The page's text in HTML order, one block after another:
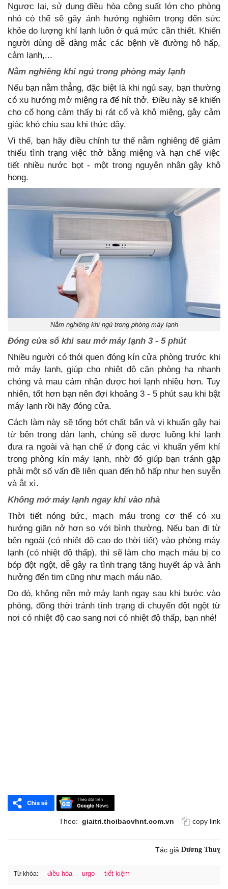
Ngược lại, sử dụng điều hòa công suất lớn cho phòng
nhỏ có thể sẽ gây ảnh hưởng nghiêm trọng đến sức
khỏe do lượng khí lạnh luôn ở quá mức cần thiết. Khiến
người dùng dễ dàng mắc các bệnh về đường hô hấp,
cảm lạnh,...
Nằm nghiêng khi ngủ trong phòng máy lạnh
Nếu bạn nằm thẳng, đặc biệt là khi ngủ say, bạn thường
có xu hướng mở miệng ra để hít thở. Điều này sẽ khiến
cho cổ họng cảm thấy bị rát cổ và khô miệng, gây cảm
giác khó chịu sau khi thức dậy.
Vì thế, bạn hãy điều chỉnh tư thế nằm nghiêng để giảm
thiểu tình trạng việc thở bằng miệng và hạn chế việc
tiết nhiều nước bọt - một trong nguyên nhân gây khô
họng.
Nằm nghiêng khi ngủ trong phòng máy lạnh
Đóng cửa sổ khi sau mở máy lạnh 3 - 5 phút
Nhiều người có thói quen đóng kín cửa phòng trước khi
mở máy lạnh, giúp cho nhiệt độ căn phòng hạ nhanh
chóng và mau cảm nhận được hơi lạnh nhiều hơn. Tuy
nhiên, tốt hơn bạn nên đợi khoảng 3 - 5 phút sau khi bật
máy lạnh rồi hãy đóng cửa.
Cách làm này sẽ tống bớt chất bẩn và vi khuẩn gây hại
từ bên trong dàn lạnh, chúng sẽ được luồng khí lạnh
đưa ra ngoài và hạn chế ứ đọng các vi khuẩn yếm khí
trong phòng kín máy lạnh, nhờ đó giúp bạn tránh gặp
phải một số vấn đề liên quan đến hô hấp như hen suyễn
và ắt xì.
Không mở máy lạnh ngay khi vào nhà
Thời tiết nóng bức, mạch máu trong cơ thể có xu
hướng giãn nở hơn so với bình thường. Nếu bạn đi từ
bên ngoài (có nhiệt độ cao do thời tiết) vào phòng máy
lạnh (có nhiệt độ thấp), thì sẽ làm cho mạch máu bị co
bóp đột ngột, dễ gây ra tình trạng tăng huyết áp và ảnh
hưởng đến tim cũng như mạch máu não.
Do đó, không nên mở máy lạnh ngay sau khi bước vào
phòng, đồng thời tránh tình trạng di chuyển đột ngột từ
nơi có nhiệt độ cao sang nơi có nhiệt độ thấp, bạn nhé!
Theo: giaitri.thoibaovhnt.com.vn copy link
Tác giả:Dương Thuỵ
Từ khóa: điều hòa urgo tiết kiệm